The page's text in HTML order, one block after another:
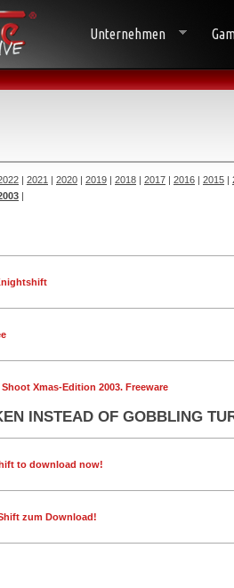
Unternehmen
2021 2020 2019 2018 2017 2016 2015
Xmas-Edition 2003. Freeware
INSTEAD OF GOBBLING
to download now!
zum Download!